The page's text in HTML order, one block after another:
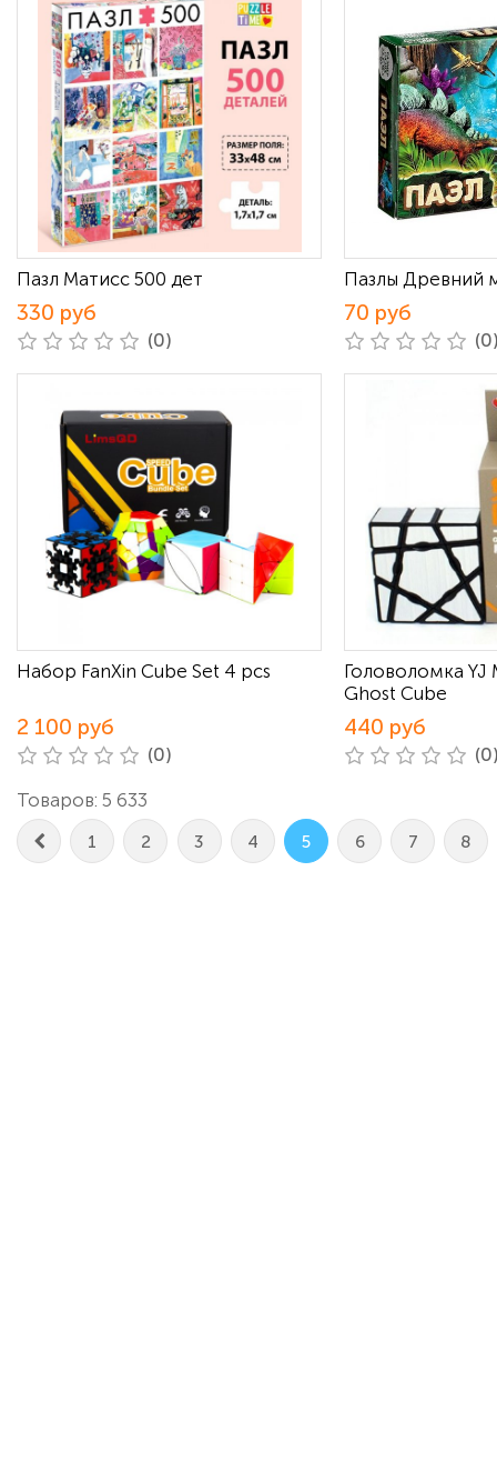
Пазл Матисс 500 дет
330 руб
(0)
Пазлы Древний
70 руб
Набор FanXin Cube Set 4 pcs
2 100 руб
(0)
Головоломка YJ
Ghost Cube
440 руб
Товаров: 5 633
1 2 3 4 5 6 7 8